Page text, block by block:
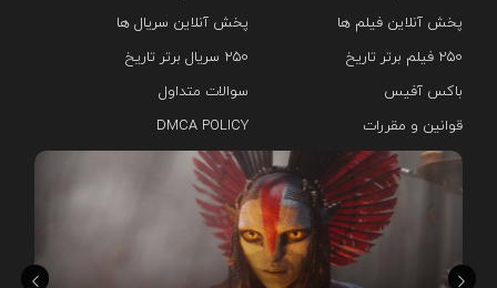
پخش آنلاین فیلم ها
پخش آنلاین سریال ها
۲۵۰ فیلم برتر تاریخ
۲۵۰ سریال برتر تاریخ
باکس آفیس
سوالات متداول
قوانین و مقررات
DMCA POLICY